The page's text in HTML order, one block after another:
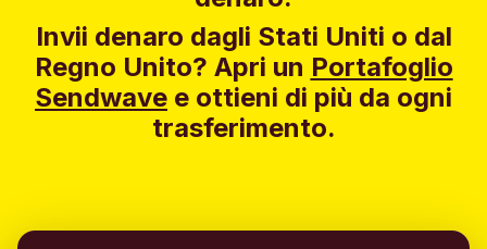
Invii denaro dagli Stati Uniti o dal
Regno Unito? Apri un Portafoglio
Sendwave e ottieni di più da ogni
trasferimento.